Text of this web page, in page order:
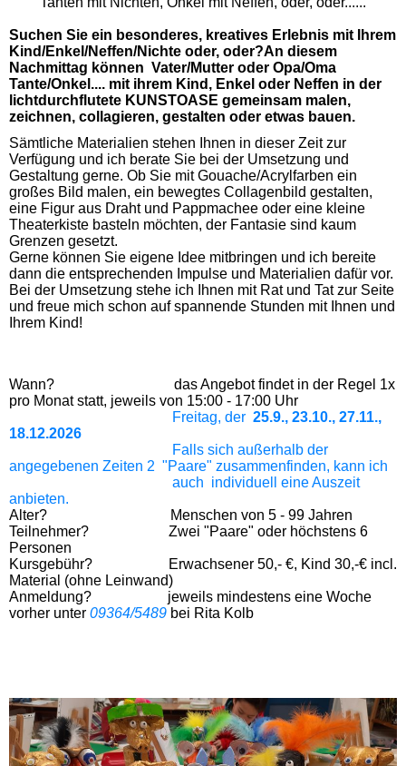
Suchen Sie ein besonderes, kreatives Erlebnis mit Ihrem
Kind/Enkel/Neffen/Nichte oder, oder?An diesem
Nachmittag können Vater/Mutter oder Opa/Oma
Tante/Onkel.... mit ihrem Kind, Enkel oder Neffen in der
lichtdurchflutete KUNSTOASE gemeinsam malen,
zeichnen, collagieren, gestalten oder etwas bauen.
Sämtliche Materialien stehen Ihnen in dieser Zeit zur
Verfügung und ich berate Sie bei der Umsetzung und
Gestaltung gerne. Ob Sie mit Gouache/Acrylfarben ein
großes Bild malen, ein bewegtes Collagenbild gestalten,
eine Figur aus Draht und Pappmachee oder eine kleine
Theaterkiste basteln möchten, der Fantasie sind kaum
Grenzen gesetzt.
Gerne können Sie eigene Idee mitbringen und ich bereite
dann die entsprechenden Impulse und Materialien dafür vor.
Bei der Umsetzung stehe ich Ihnen mit Rat und Tat zur Seite
und freue mich schon auf spannende Stunden mit Ihnen und
Ihrem Kind!
Wann?
das Angebot findet in der Regel 1x
pro Monat statt, jeweils von 15:00 - 17:00 Uhr
Freitag, der 25.9., 23.10., 27.11.,
18.12.2026
Falls sich außerhalb der
angegebenen Zeiten 2 "Paare" zusammenfinden, kann ich
auch individuell eine Auszeit
anbieten.
Alter? Menschen von 5 - 99 Jahren
Teilnehmer?
Zwei "Paare" oder höchstens 6
Personen
Kursgebühr? Erwachsener 50,- €, Kind 30,-€ incl.
Material (ohne Leinwand)
Anmeldung? jeweils mindestens eine Woche
vorher unter 09364/5489 bei Rita Kolb